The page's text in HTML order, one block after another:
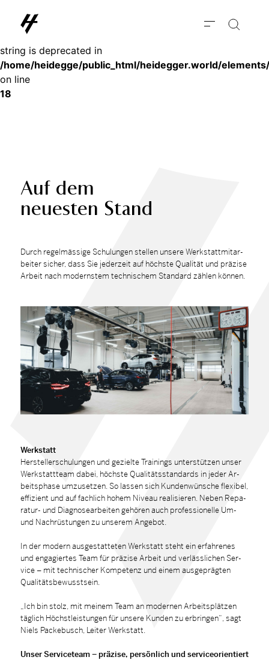
Deprecated
: substr(): Passing null to parameter #1 ($string) of type
string is deprecated in
/home/heidegge/public_html/heidegger.world/
on line
18
Auf dem
neuesten Stand
Durch re­gel­mäs­si­ge Schu­lun­gen stel­len un­se­re Werk­statt­mit­ar­
bei­ter si­cher, dass Sie je­der­zeit auf höchs­te Qua­li­tät und prä­zi­se
Ar­beit nach mo­derns­tem tech­ni­schem Stan­dard zäh­len kön­nen.
Werk­statt
Her­stel­ler­schu­lun­gen und ge­ziel­te Trai­nings un­ter­stüt­zen un­ser
Werk­statt­team da­bei, höchs­te Qua­li­täts­stan­dards in je­der Ar­
beits­pha­se um­zu­set­zen. So las­sen sich Kun­den­wün­sche fle­xi­bel,
ef­fi­zi­ent und auf fach­lich ho­hem Ni­veau rea­li­sie­ren. Ne­ben Re­pa­
ra­tur- und Dia­gno­se­ar­bei­ten ge­hö­ren auch pro­fes­sio­nel­le Um-
und Nach­rüs­tun­gen zu un­se­rem An­ge­bot.
In der mo­dern aus­ge­stat­te­ten Werk­statt steht ein er­fah­re­nes
und en­ga­gier­tes Team für prä­zi­se Ar­beit und ver­läss­li­chen Ser­
vice – mit tech­ni­scher Kom­pe­tenz und ei­nem aus­ge­präg­ten
Qua­li­täts­be­wusst­sein.
„Ich bin stolz, mit mei­nem Team an mo­der­nen Ar­beits­plät­zen
täg­lich Höchst­leis­tun­gen für un­se­re Kun­den zu er­brin­gen“, sagt
Niels Pa­cke­busch, Lei­ter Werk­statt.
Un­ser Ser­vice­team – prä­zi­se, per­sön­lich und ser­vice­ori­en­tiert